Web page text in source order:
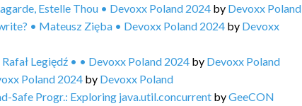
Estelle Thou • Devoxx Poland 2024 by Devoxx Poland
• Mateusz Zięba • Devoxx Poland 2024 by Devoxx
Legiędź • • Devoxx Poland 2024 by Devoxx Poland
Poland 2024 by Devoxx Poland
Safe Progr.: Exploring java.util.concurrent byGeeCON